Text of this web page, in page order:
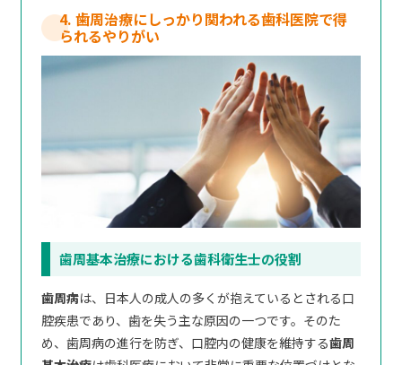
4. 歯周治療にしっかり関われる歯科医院で得
られるやりがい
歯周基本治療における歯科衛生士の役割
歯周病は、日本人の成人の多くが抱えているとされる口
腔疾患であり、歯を失う主な原因の一つです。そのた
め、歯周病の進行を防ぎ、口腔内の健康を維持する歯周